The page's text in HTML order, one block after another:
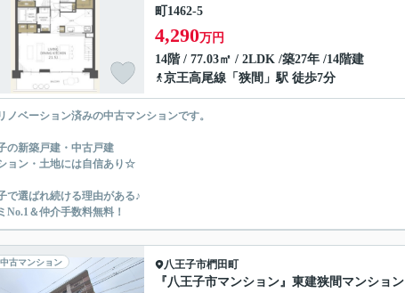
町1462-5
4,290万円
14階 / 77.03㎡ / 2LDK /築27年 /14階建
京王高尾線 「 狭間 」駅 徒歩7分
ノベーション済みの中古マンションです。
の新築戸建・中古戸建
ョン・土地には自信あり☆
で選ばれ続ける理由がある♪
No.1＆仲介手数料無料！
中古マンション 八王子市椚田町
『八王子市マンション』東建狭間マンション